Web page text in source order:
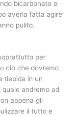
bicarbonato e
averla fatta agire
pulito.
per
ciò che dovremo
tiepida in un
andremo ad
appena gli
il tutto e